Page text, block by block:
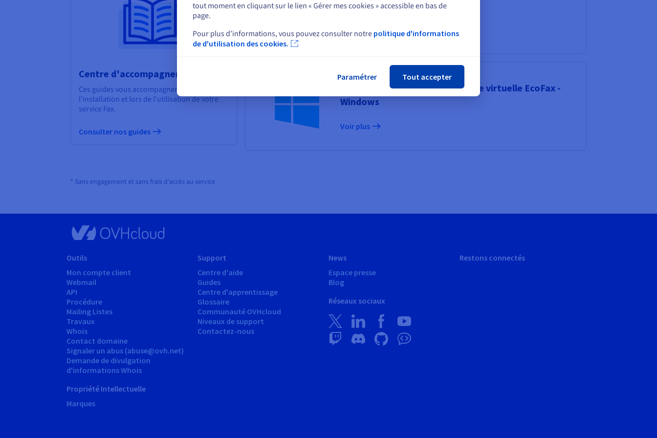
Centre d'accompagnement
Ces guides vous accompagnent lors de
l'installation et lors de l'utilisation de votre
service Fax.
Consulter nos guides
Mac OS X
Voir plus
Envoyer des Fax via l'imprimante virtuelle EcoFax -
Windows
Voir plus
* Sans engagement et sans frais d'accès au service
Outils
Mon compte client
Webmail
API
Procédure
Mailing Listes
Travaux
Whois
Contact domaine
Signaler un abus (abuse@ovh.net)
Demande de divulgation
d'informations Whois
Propriété Intellectuelle
Marques
Support
Centre d'aide
Guides
Centre d'apprentissage
Glossaire
Communauté OVHcloud
Niveaux de support
Contactez-nous
News
Espace presse
Blog
Réseaux sociaux
Restons connectés
Sélectionner un autre site web
tout moment en cliquant sur le lien « Gérer mes cookies » accessible en bas de
page.
Pour plus d’informations, vous pouvez consulter notre politique d'informations
de d'utilisation des cookies.
Paramétrer Tout accepter